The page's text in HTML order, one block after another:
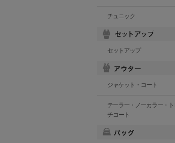
チュニック
セットアップ
ジャケット・コート
テーラー・ノーカラー・
チコート